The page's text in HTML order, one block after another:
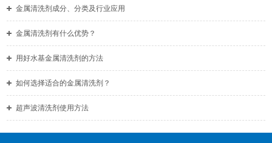
金属清洗剂成分、分类及行业应用
金属清洗剂有什么优势？
用好水基金属清洗剂的方法
如何选择适合的金属清洗剂？
超声波清洗剂使用方法